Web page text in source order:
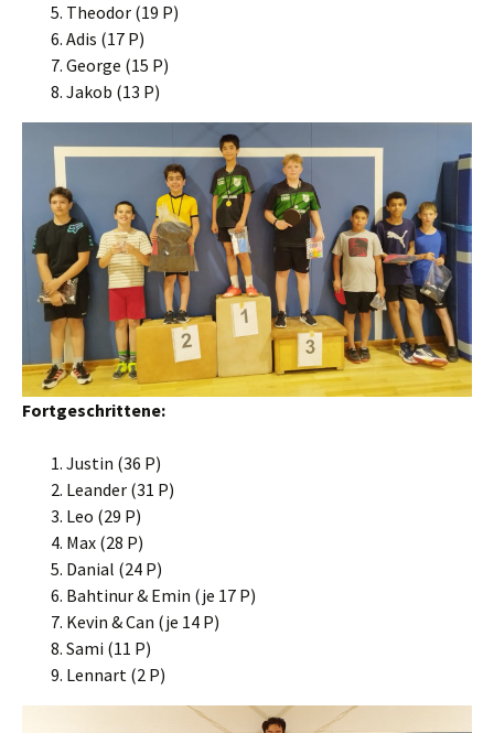
Theodor (19 P)
Adis (17 P)
George (15 P)
Jakob (13 P)
Fortgeschrittene:
Justin (36 P)
Leander (31 P)
Leo (29 P)
Max (28 P)
Danial (24 P)
Bahtinur & Emin (je 17 P)
Kevin & Can (je 14 P)
Sami (11 P)
Lennart (2 P)